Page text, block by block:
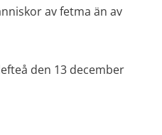
av fetma än av
den 13 december